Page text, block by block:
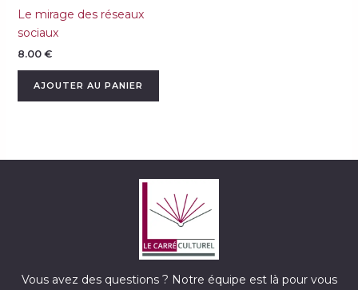
Le mirage des réseaux
sociaux
8.00 €
AJOUTER AU PANIER
Vous avez des questions ? Notre équipe est là pour vous